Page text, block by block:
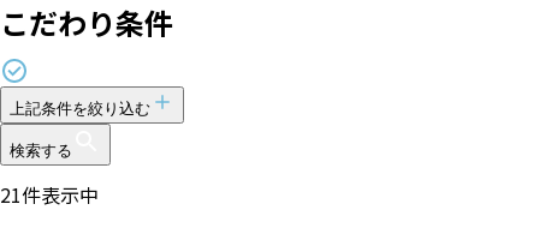
こだわり条件
上記条件を絞り込む
検索する
21件表示中